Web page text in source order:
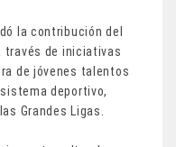
la contribución del
través de iniciativas
de jóvenes talentos
deportivo,
Grandes Ligas.